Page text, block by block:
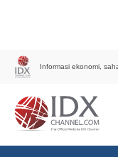
Informasi ekonomi,